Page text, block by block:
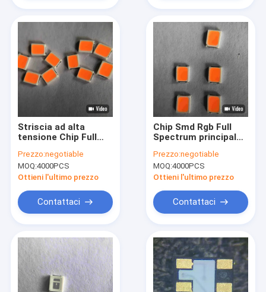
Striscia ad alta
tensione Chip Full
di 18v Smd Rgb LED
Prezzo:negotiable
MOQ:4000PCS
Ottieni l'ultimo prezzo
Contattaci
Chip Smd Rgb Full
Spectrum principale
Prezzo:negotiable
MOQ:4000PCS
Ottieni l'ultimo prezzo
Contattaci